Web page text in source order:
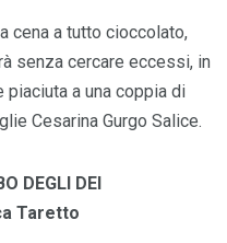
cena a tutto cioccolato,
senza cercare eccessi, in
piaciuta a una coppia di
Cesarina Gurgo Salice.
DEGLI DEI
Taretto